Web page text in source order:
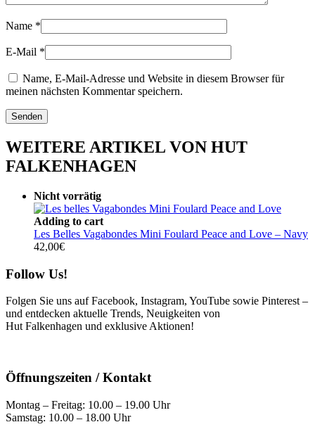
Name *
E-Mail *
Name, E-Mail-Adresse und Website in diesem Browser für
meinen nächsten Kommentar speichern.
WEITERE ARTIKEL VON HUT
FALKENHAGEN
Nicht vorrätig
Adding to cart
Les Belles Vagabondes Mini Foulard Peace and Love – Navy
42,00€
Follow Us!
Folgen Sie uns auf Facebook, Instagram, YouTube sowie Pinterest –
und entdecken aktuelle Trends, Neuigkeiten von
Hut Falkenhagen und exklusive Aktionen!
Öffnungszeiten / Kontakt
Montag – Freitag: 10.00 – 19.00 Uhr
Samstag: 10.00 – 18.00 Uhr